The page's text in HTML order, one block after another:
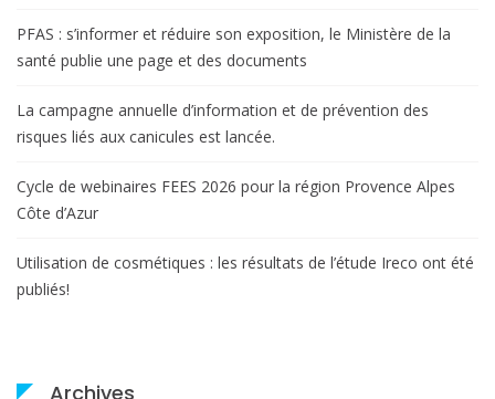
PFAS : s’informer et réduire son exposition, le Ministère de la
santé publie une page et des documents
La campagne annuelle d’information et de prévention des
risques liés aux canicules est lancée.
Cycle de webinaires FEES 2026 pour la région Provence Alpes
Côte d’Azur
Utilisation de cosmétiques : les résultats de l’étude Ireco ont été
publiés!
Archives